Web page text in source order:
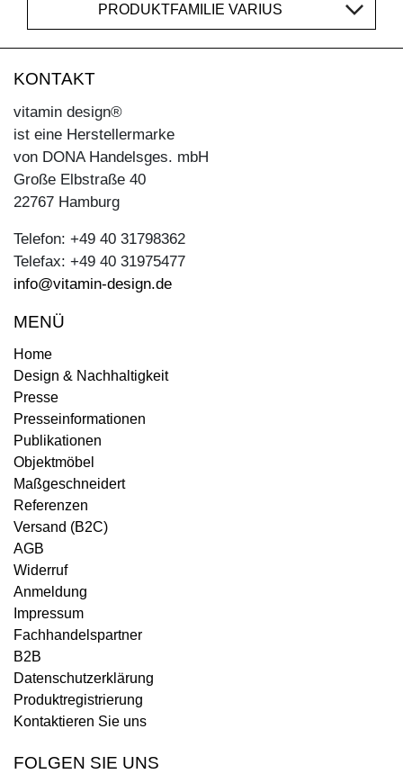
PRODUKTFAMILIE VARIUS
KONTAKT
vitamin design®
ist eine Herstellermarke
von DONA Handelsges. mbH
Große Elbstraße 40
22767 Hamburg
Telefon: +49 40 31798362
Telefax: +49 40 31975477
info@vitamin-design.de
MENÜ
Home
Design & Nachhaltigkeit
Presse
Presseinformationen
Publikationen
Objektmöbel
Maßgeschneidert
Referenzen
Versand (B2C)
AGB
Widerruf
Anmeldung
Impressum
Fachhandelspartner
B2B
Datenschutzerklärung
Produktregistrierung
Kontaktieren Sie uns
FOLGEN SIE UNS